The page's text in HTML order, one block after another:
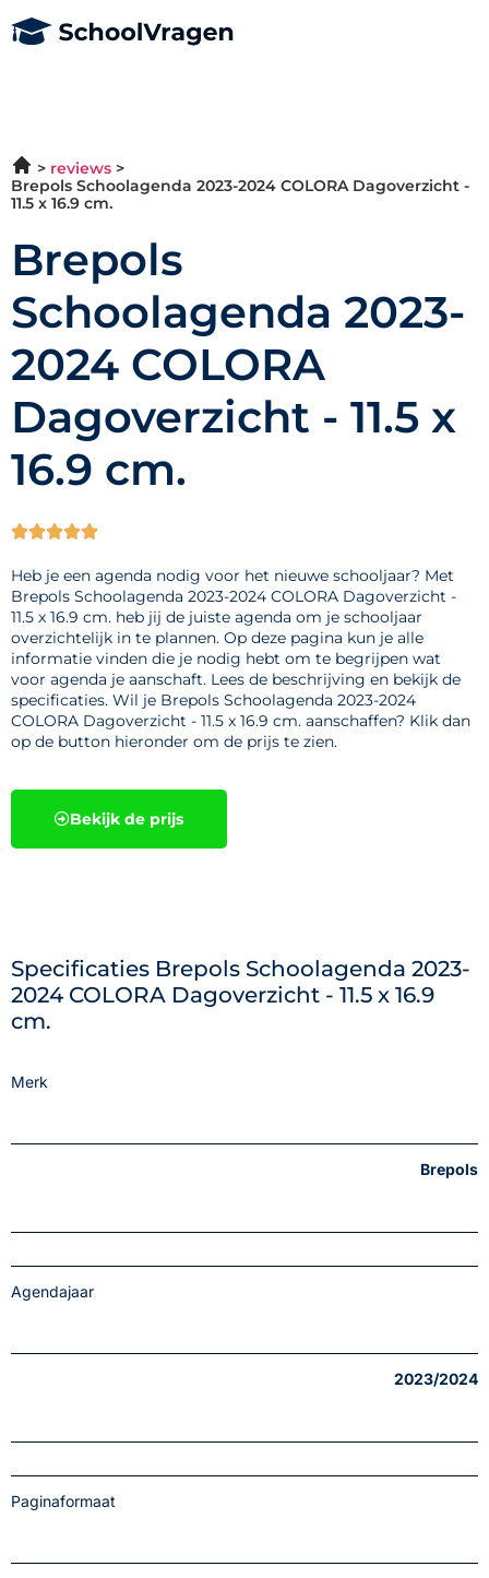
reviews
Brepols Schoolagenda 2023-2024 COLORA Dagoverzicht -
11.5 x 16.9 cm.
Brepols
Schoolagenda 2023-
2024 COLORA
Dagoverzicht - 11.5 x
16.9 cm.

Heb je een agenda nodig voor het nieuwe schooljaar? Met
Brepols Schoolagenda 2023-2024 COLORA Dagoverzicht -
11.5 x 16.9 cm. heb jij de juiste agenda om je schooljaar
overzichtelijk in te plannen. Op deze pagina kun je alle
informatie vinden die je nodig hebt om te begrijpen wat
voor agenda je aanschaft. Lees de beschrijving en bekijk de
specificaties. Wil je Brepols Schoolagenda 2023-2024
COLORA Dagoverzicht - 11.5 x 16.9 cm. aanschaffen? Klik dan
op de button hieronder om de prijs te zien.
Bekijk de prijs
Specificaties Brepols Schoolagenda 2023-
2024 COLORA Dagoverzicht - 11.5 x 16.9
cm.
Merk
Brepols
Agendajaar
2023/2024
Paginaformaat